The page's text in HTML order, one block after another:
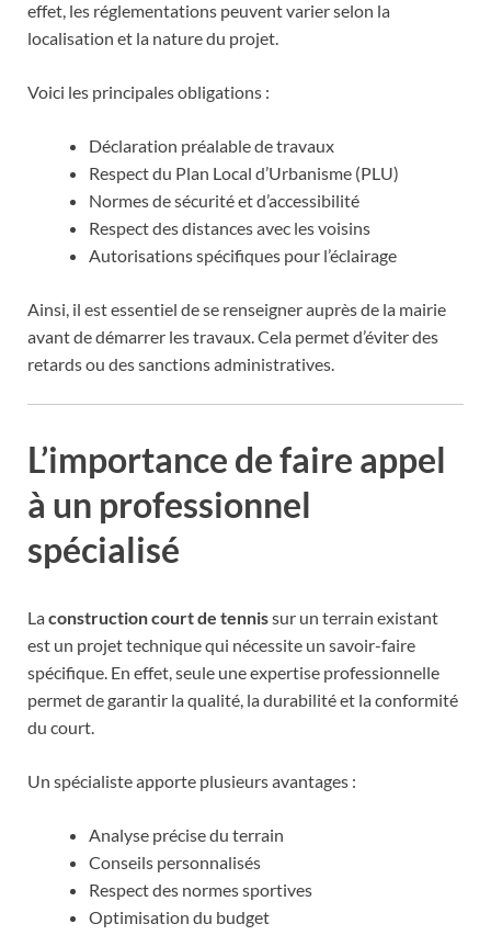
effet, les réglementations peuvent varier selon la
localisation et la nature du projet.
Voici les principales obligations :
Déclaration préalable de travaux
Respect du Plan Local d’Urbanisme (PLU)
Normes de sécurité et d’accessibilité
Respect des distances avec les voisins
Autorisations spécifiques pour l’éclairage
Ainsi, il est essentiel de se renseigner auprès de la mairie
avant de démarrer les travaux. Cela permet d’éviter des
retards ou des sanctions administratives.
L’importance de faire appel
à un professionnel
spécialisé
Laconstruction court de tennissur un terrain existant
est un projet technique qui nécessite un savoir-faire
spécifique. En effet, seule une expertise professionnelle
permet de garantir la qualité, la durabilité et la conformité
du court.
Un spécialiste apporte plusieurs avantages :
Analyse précise du terrain
Conseils personnalisés
Respect des normes sportives
Optimisation du budget